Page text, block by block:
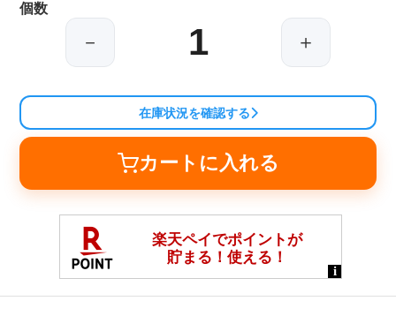
個数
－ ＋
在庫状況を確認する
カートに入れる